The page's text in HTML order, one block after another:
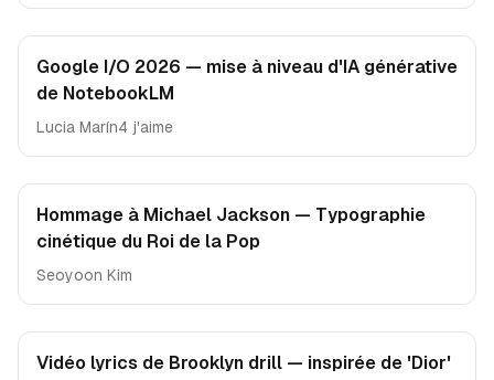
Google I/O 2026 — mise à niveau d'IA générative
de NotebookLM
Lucia Marín4 j'aime
Hommage à Michael Jackson — Typographie
cinétique du Roi de la Pop
Seoyoon Kim
Vidéo lyrics de Brooklyn drill — inspirée de 'Dior'